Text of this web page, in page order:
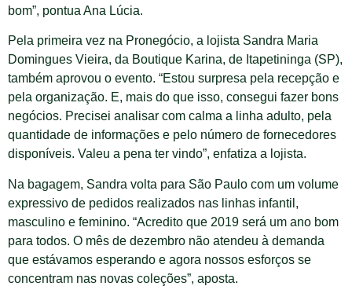
bom”, pontua Ana Lúcia.
Pela primeira vez na Pronegócio, a lojista Sandra Maria
Domingues Vieira, da Boutique Karina, de Itapetininga (SP),
também aprovou o evento. “Estou surpresa pela recepção e
pela organização. E, mais do que isso, consegui fazer bons
negócios. Precisei analisar com calma a linha adulto, pela
quantidade de informações e pelo número de fornecedores
disponíveis. Valeu a pena ter vindo”, enfatiza a lojista.
Na bagagem, Sandra volta para São Paulo com um volume
expressivo de pedidos realizados nas linhas infantil,
masculino e feminino. “Acredito que 2019 será um ano bom
para todos. O mês de dezembro não atendeu à demanda
que estávamos esperando e agora nossos esforços se
concentram nas novas coleções”, aposta.